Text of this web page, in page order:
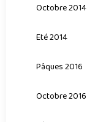
Octobre 2014
Eté 2014
Pâques 2016
Octobre 2016